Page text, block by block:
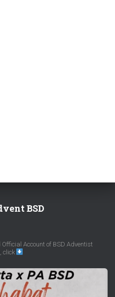
BSD
Official Account of BSD Adventist
click